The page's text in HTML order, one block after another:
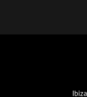
Ibiza